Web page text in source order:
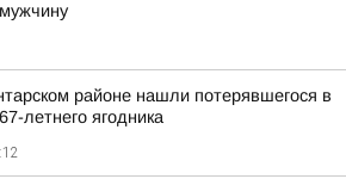
районе нашли потерявшегося в
летнего ягодника